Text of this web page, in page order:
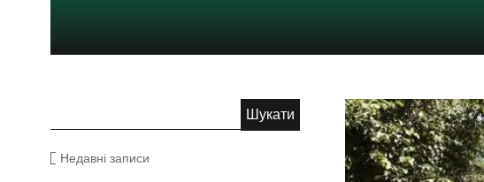
Недавні записи